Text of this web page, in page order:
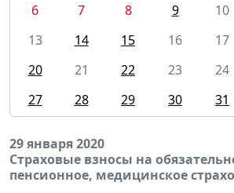
6
7 8 9 10
13
14 15 16 17
20
21 22 23 24
27
28 29 30 31
29 января 2020
Страховые взносы на
пенсионное, медицинское